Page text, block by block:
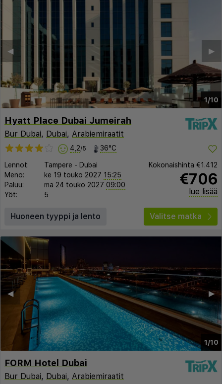
1/10
▶︎
◀︎
Hyatt Place Dubai Jumeirah
Bur Dubai, Dubai, Arabiemiraatit
4,2/5 36°C
Lennot: Tampere - Dubai
Meno:
ke 19 touko 2027 15:25
Paluu:
ma 24 touko 2027 09:00
Yöt:
5
Kokonaishinta €1.412
€706
lue lisää
Huoneen tyyppi ja lento Valitse matka
1/10
▶︎
◀︎
FORM Hotel Dubai
Bur Dubai, Dubai, Arabiemiraatit